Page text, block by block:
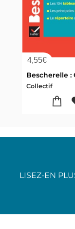
4,55€
Collectif
LISEZ-EN